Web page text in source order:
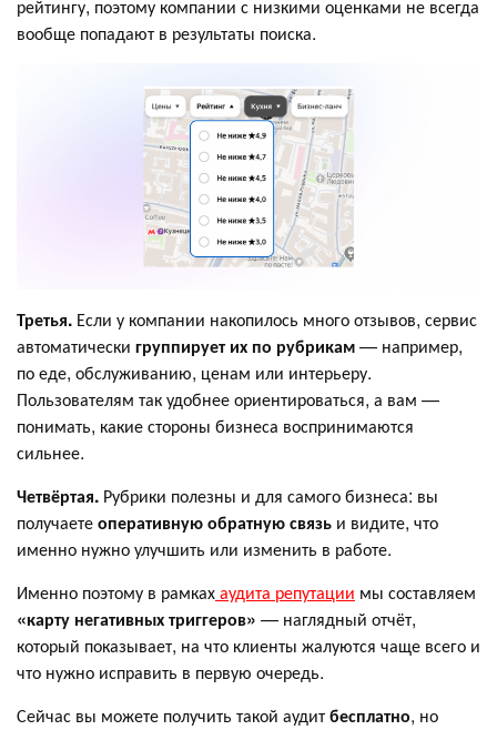
рейтингу, поэтому компании с низкими оценками не всегда
вообще попадают в результаты поиска.
Третья. Если у компании накопилось много отзывов, сервис
автоматически группирует их по рубрикам— например,
по еде, обслуживанию, ценам или интерьеру.
Пользователям так удобнее ориентироваться, а вам —
понимать, какие стороны бизнеса воспринимаются
сильнее.
Четвёртая. Рубрики полезны и для самого бизнеса: вы
получаетеоперативную обратную связь и видите, что
именно нужно улучшить или изменить в работе.
Именно поэтому в рамкахаудита репутации мы составляем
«карту негативных триггеров» — наглядный отчёт,
который показывает, на что клиенты жалуются чаще всего и
что нужно исправить в первую очередь.
Сейчас вы можете получить такой аудитбесплатно, но